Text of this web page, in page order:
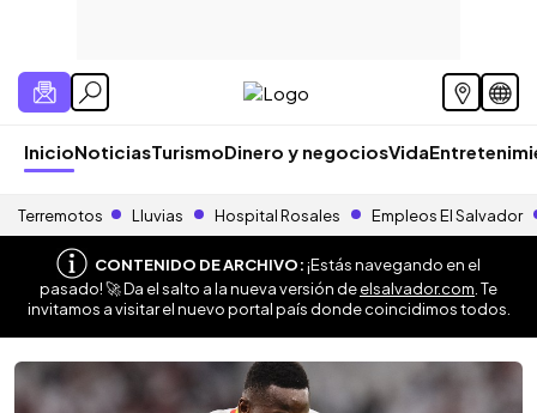
InicioNoticiasTurismoDinero y negociosVida
Terremotos Lluvias Hospital Rosales Empleos El Salvador
CONTENIDO DE ARCHIVO:¡Estás navegando en el
pasado! 🚀 Da el salto a la nueva versión deelsalvador.com . Te
invitamos a visitar el nuevo portal país donde coincidimos todos.